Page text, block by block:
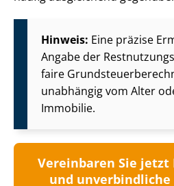
Hinweis: Eine präzise
Angabe der
faire
unabhängig vom Alter
Immobilie.
Vereinbaren Sie jetzt
und unverbindliche